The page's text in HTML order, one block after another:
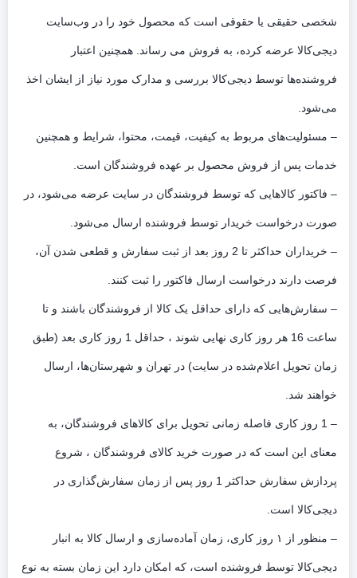
شخصی حقیقی یا حقوقی است که محصول خود را در وب‌سایت
دیجی‌کالا عرضه کرده، به فروش می رساند. همچنین اعتبار
فروشنده‌ها توسط دیجی‌کالا بررسی و مدارک مورد نیاز از ایشان اخذ
می‌شود.
– مسئولیت‌های مربوط به کیفیت، قیمت، محتوا، شرایط و همچنین
خدمات پس از فروش محصول بر عهده فروشندگان است.
– فاکتور کالاهایی که توسط فروشندگان در سایت عرضه می‌شود، در
صورت درخواست خریدار توسط فروشنده ارسال می‌شود.
– خریداران حداکثر تا 2 روز بعد از ثبت سفارش و قطعی شدن آن،
فرصت دارند درخواست ارسال فاکتور را ثبت کنند.
– سفارش‌هایی که دارای حداقل یک کالا از فروشندگان باشند و تا
ساعت 16 هر روز کاری نهایی شوند ، حداقل 1 روز کاری بعد (طبق
زمان تحویل اعلام‌شده در سایت) در تهران و شهرستان‌ها، ارسال
خواهند شد.
– 1 روز کاری فاصله زمانی تحویل برای کالاهای فروشندگان، به
معنای این است که در صورت خرید کالای فروشندگان ، شروع
پردازش سفارش حداکثر 1 روز پس از زمان سفارش‌گذاری در
دیجی‌کالا است.
– منظور از ۱ روز کاری، زمان آماده‌سازی و ارسال کالا به انبار
دیجی‌کالا توسط فروشنده است، که امکان دارد این زمان بسته به نوع